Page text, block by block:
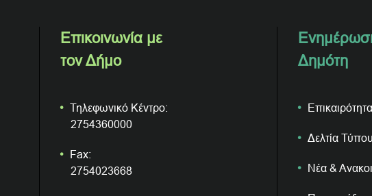
Επικοινωνία με
τον Δήμο
Τηλεφωνικό Κέντρο:
2754360000
Fax:
2754023668
Δημότη
Επικαιρότητα
Δελτία Τύπου
Νέα &